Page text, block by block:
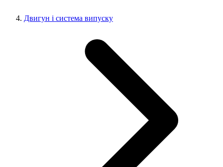
Двигун і система випуску